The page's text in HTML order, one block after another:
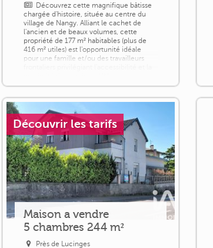
Découvrez cette magnifique bâtisse
chargée d'histoire, située au centre du
village de Nangy. Alliant le cachet de
l'ancien et de beaux volumes, cette
propriété de 177 m² habitables (plus de
416 m² utiles) est l'opportunité idéale
pour une famille et/ou des travailleurs
EMPLACEMENT STRATEGIQUE & ULTRA
commerces, [...]
Découvrir les tarifs
Maison a vendre
5 chambres 244 m²
Près de Lucinges